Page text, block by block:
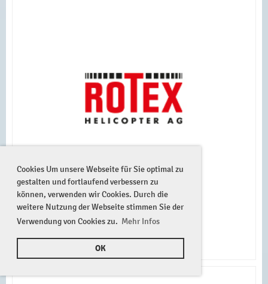
Cookies Um unsere Webseite für Sie optimal zu
gestalten und fortlaufend verbessern zu
können, verwenden wir Cookies. Durch die
weitere Nutzung der Webseite stimmen Sie der
Verwendung von Cookies zu. Mehr Infos
OK